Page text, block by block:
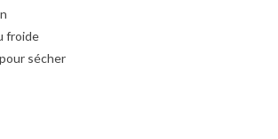
froide
sécher